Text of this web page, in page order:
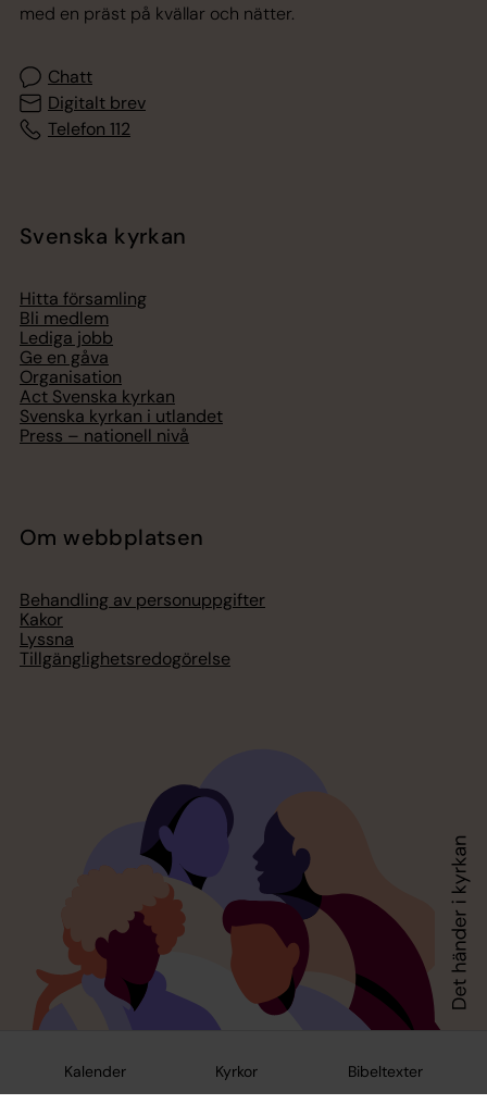
Kalender Kyrkor Bibeltexter
med en präst på kvällar och nätter.
Chatt
Digitalt brev
Telefon 112
Svenska kyrkan
Hitta församling
Bli medlem
Lediga jobb
Ge en gåva
Organisation
Act Svenska kyrkan
Svenska kyrkan i utlandet
Press – nationell nivå
Om webbplatsen
Behandling av personuppgifter
Kakor
Lyssna
Tillgänglighetsredogörelse